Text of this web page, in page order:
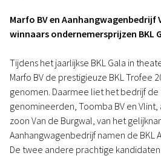
Marfo BV en Aanhangwagenbedrijf
winnaars ondernemersprijzen BKL
Tijdens het jaarlijkse BKL Gala in
Marfo BV de prestigieuze BKL Trofee
genomen. Daarmee liet het bedrijf
genomineerden, Toomba BV en Vlint,
zoon Van de Burgwal, van het
Aanhangwagenbedrijf namen de BKL
De twee andere prachtige